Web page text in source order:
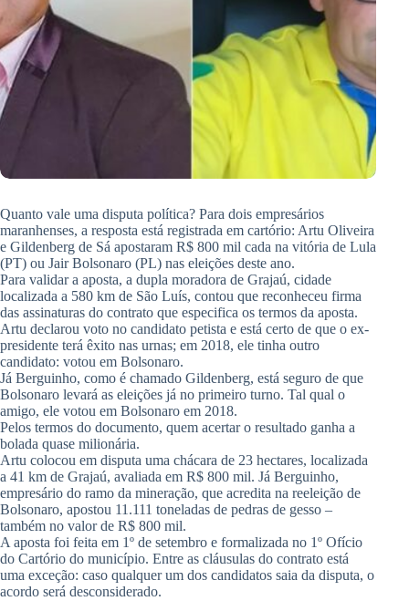
Quanto vale uma disputa política? Para dois empresários
maranhenses, a resposta está registrada em cartório: Artu Oliveira
e Gildenberg de Sá apostaram R$ 800 mil cada na vitória de Lula
(PT) ou Jair Bolsonaro (PL) nas eleições deste ano.
Para validar a aposta, a dupla moradora de Grajaú, cidade
localizada a 580 km de São Luís, contou que reconheceu firma
das assinaturas do contrato que especifica os termos da aposta.
Artu declarou voto no candidato petista e está certo de que o ex-
presidente terá êxito nas urnas; em 2018, ele tinha outro
candidato: votou em Bolsonaro.
Já Berguinho, como é chamado Gildenberg, está seguro de que
Bolsonaro levará as eleições já no primeiro turno. Tal qual o
amigo, ele votou em Bolsonaro em 2018.
Pelos termos do documento, quem acertar o resultado ganha a
bolada quase milionária.
Artu colocou em disputa uma chácara de 23 hectares, localizada
a 41 km de Grajaú, avaliada em R$ 800 mil. Já Berguinho,
empresário do ramo da mineração, que acredita na reeleição de
Bolsonaro, apostou 11.111 toneladas de pedras de gesso –
também no valor de R$ 800 mil.
A aposta foi feita em 1º de setembro e formalizada no 1º Ofício
do Cartório do município. Entre as cláusulas do contrato está
uma exceção: caso qualquer um dos candidatos saia da disputa, o
acordo será desconsiderado.